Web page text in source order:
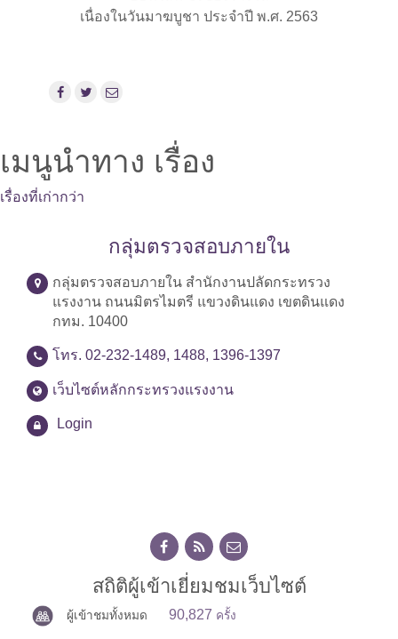
เนื่องในวันมาฆบูชา ประจำปี พ.ศ. 2563
เมนูนำทาง เรื่อง
เรื่องที่เก่ากว่า
กลุ่มตรวจสอบภายใน
กลุ่มตรวจสอบภายใน สำนักงานปลัดกระทรวง
แรงงาน ถนนมิตรไมตรี แขวงดินแดง เขตดินแดง
กทม. 10400
โทร. 02-232-1489, 1488, 1396-1397
เว็บไซต์หลักกระทรวงแรงงาน
Login
สถิติผู้เข้าเยี่ยมชมเว็บไซต์
ผู้เข้าชมทั้งหมด 90,827 ครั้ง